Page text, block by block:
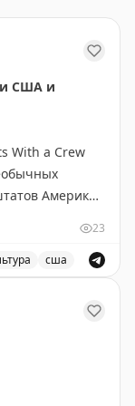
США и
With a Crew
Америки.
Денвера
Wild
—
на
23
сша